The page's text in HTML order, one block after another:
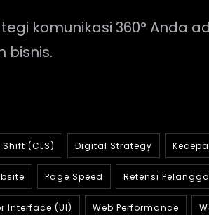
komunikasi 360° Anda
bisnis.
(CLS) Digital Strategy
Page Speed Retensi
Interface (UI) Web Performance